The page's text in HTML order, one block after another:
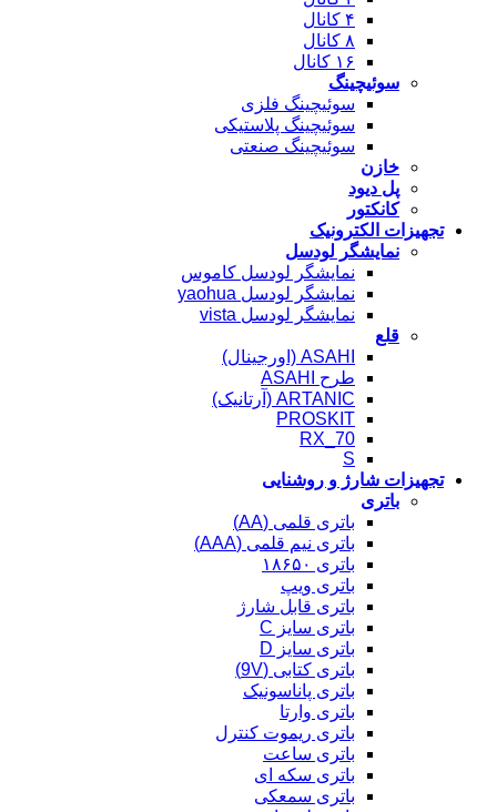
۴ کانال
۸ کانال
۱۶ کانال
سوئیچینگ
سوئیچینگ فلزی
سوئیچینگ پلاستیکی
سوئیچینگ صنعتی
خازن
پل دیود
کانکتور
تجهیزات الکترونیک
نمایشگر لودسل
نمایشگر لودسل کاموس
نمایشگر لودسل yaohua
نمایشگر لودسل vista
قلع
ASAHI (اورجینال)
طرح ASAHI
ARTANIC (آرتانیک)
PROSKIT
RX_70
S
تجهیزات شارژ و روشنایی
باتری
باتری قلمی (AA)
باتری نیم قلمی (AAA)
باتری ۱۸۶۵۰
باتری ویپ
باتری قابل شارژ
باتری سایز C
باتری سایز D
باتری کتابی (9V)
باتری پاناسونیک
باتری وارتا
باتری ریموت کنترل
باتری ساعت
باتری سکه ای
باتری سمعکی